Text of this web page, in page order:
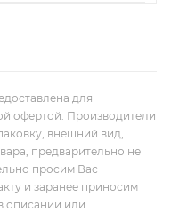
для
офертой. Производители
внешний вид,
предварительно не
просим Вас
и заранее приносим
описании или